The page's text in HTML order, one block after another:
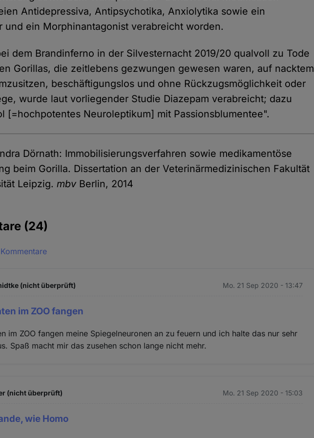
Antidepressiva, Antipsychotika, Anxiolytika sowie ein
und ein Morphinantagonist verabreicht worden.
dem Brandinferno in der Silvesternacht 2019/20 qualvoll zu Tode
Gorillas, die zeitlebens gezwungen gewesen waren, auf nacktem
beschäftigungslos und ohne Rückzugsmöglichkeit oder
wurde laut vorliegender Studie Diazepam verabreicht; dazu
[=hochpotentes Neuroleptikum] mit Passionsblumentee".
Dörnath: Immobilisierungsverfahren sowie medikamentöse
beim Gorilla. Dissertation an der Veterinärmedizinischen Fakultät
Leipzig.mbvBerlin, 2014
(24)
(nicht überprüft) Mo. 21 Sep 2020 - 13:47
im ZOO fangen
im ZOO fangen meine Spiegelneuronen an zu feuern und ich halte das nur sehr
Spaß macht mir das zusehen schon lange nicht mehr.
(nicht überprüft) Mo. 21 Sep 2020 - 15:03
wie Homo